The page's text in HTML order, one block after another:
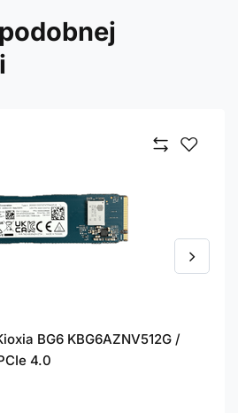
BG6 KBG6AZNV512G /
4.0